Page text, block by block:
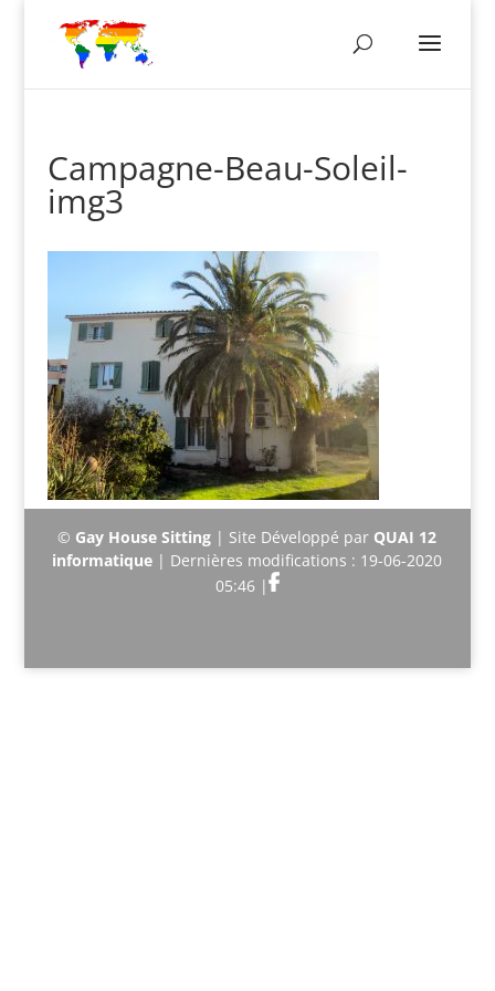
Campagne-Beau-Soleil-
img3
© Gay House Sitting | Site Développé par QUAI 12
informatique | Dernières modifications : 19-06-2020
05:46 |